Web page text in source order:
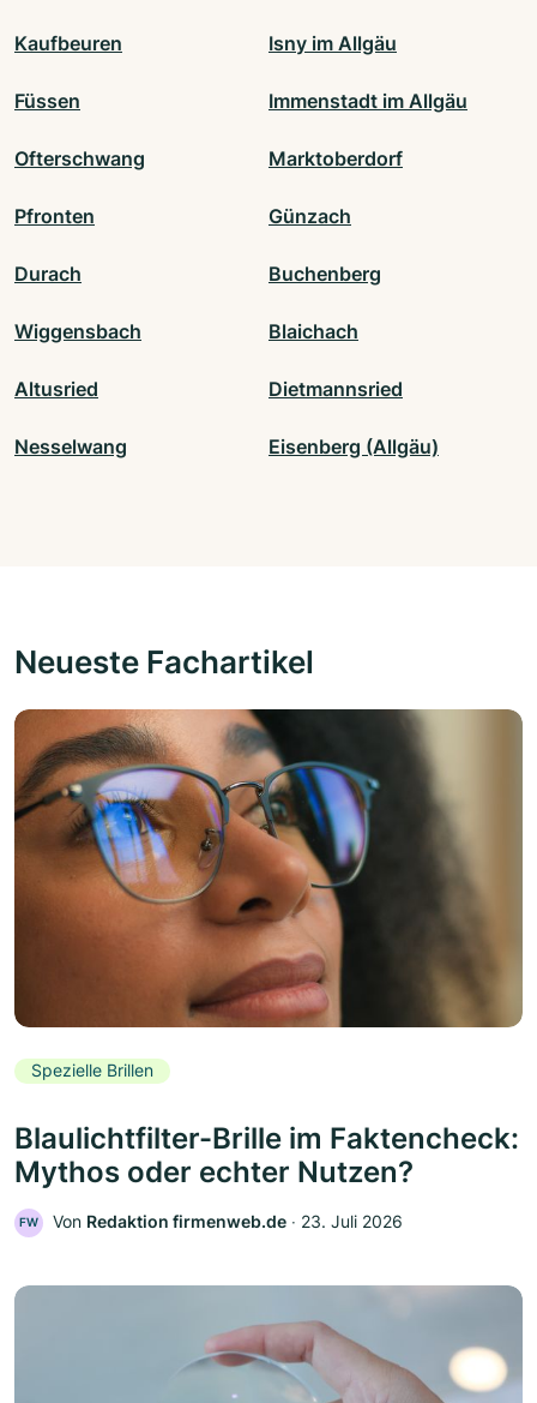
Kaufbeuren Isny im Allgäu
Füssen Immenstadt im Allgäu
Ofterschwang Marktoberdorf
Pfronten Günzach
Durach Buchenberg
Wiggensbach Blaichach
Altusried Dietmannsried
Nesselwang Eisenberg (Allgäu)
Neueste Fachartikel
Spezielle Brillen
Blaulichtfilter-Brille im Faktencheck:
Mythos oder echter Nutzen?
FW Von Redaktion firmenweb.de ‧ 23. Juli 2026